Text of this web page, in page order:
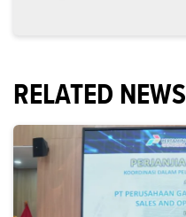
RELATED NEWS